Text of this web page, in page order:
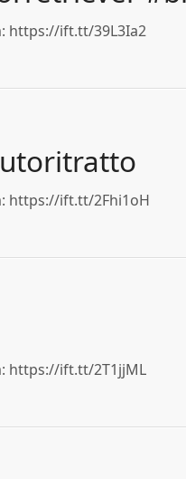
https://ift.tt/39L3Ia2
https://ift.tt/2Fhi1oH
https://ift.tt/2T1jjML